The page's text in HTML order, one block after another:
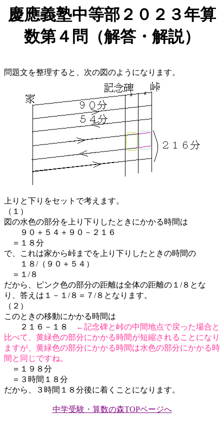
慶應義塾中等部２０２３年算
数第４問（解答・解説）
問題文を整理すると、次の図のようになります。
上りと下りをセットで考えます。
（１）
図の水色の部分を上り下りしたときにかかる時間は
９０＋５４＋９０－２１６
＝１８分
で、これは家から峠までを上り下りしたときの時間の
１８/（９０＋５４）
＝１/８
だから、ピンク色の部分の距離は全体の距離の１/８とな
り、答えは１－１/８＝７/８となります。
（２）
このときの移動にかかる時間は
２１６－１８
←記念碑と峠の中間地点で戻った場合と
比べて、黄緑色の部分にかかる時間が短縮されることになり
ますが、黄緑色の部分にかかる時間は水色の部分にかかる時
間と同じですね。
＝１９８分
＝３時間１８分
だから、３時間１８分後に着くことになります。
中学受験・算数の森TOPページへ